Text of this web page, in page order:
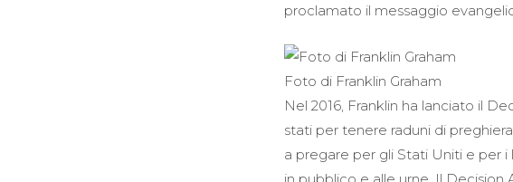
proclamato il messaggio
Foto di Franklin Graham
Nel 2016, Franklin ha lanciato il
stati per tenere raduni di
a pregare per gli Stati Uniti e per
in pubblico e alle urne. Il